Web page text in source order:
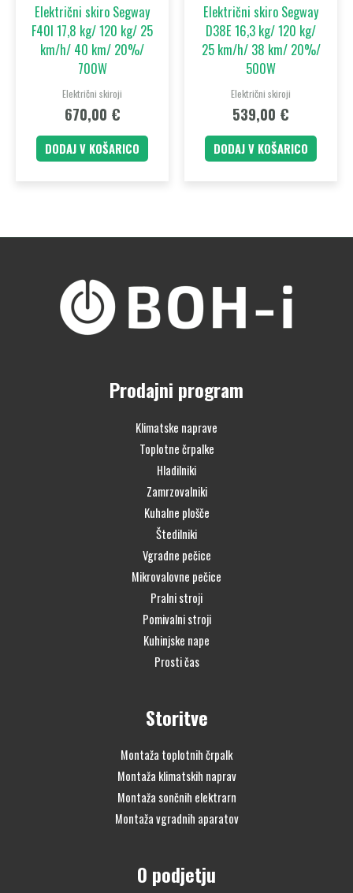
Električni skiro Segway
F40I 17,8 kg/ 120 kg/ 25
km/h/ 40 km/ 20%/
700W
Električni skiroji
670,00 €
DODAJ V KOŠARICO
Električni skiro Segway
D38E 16,3 kg/ 120 kg/
25 km/h/ 38 km/ 20%/
500W
Električni skiroji
539,00 €
DODAJ V KOŠARICO
Prodajni program
Klimatske naprave
Toplotne črpalke
Hladilniki
Zamrzovalniki
Kuhalne plošče
Štedilniki
Vgradne pečice
Mikrovalovne pečice
Pralni stroji
Pomivalni stroji
Kuhinjske nape
Prosti čas
Storitve
Montaža toplotnih črpalk
Montaža klimatskih naprav
Montaža sončnih elektrarn
Montaža vgradnih aparatov
O podjetju